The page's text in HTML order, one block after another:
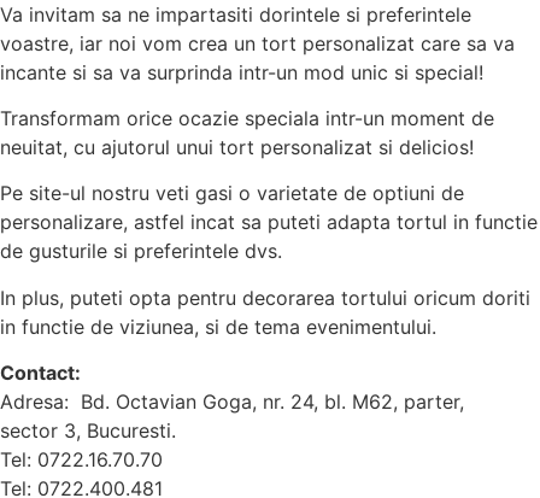
Va invitam sa ne impartasiti dorintele si preferintele
voastre, iar noi vom crea un tort personalizat care sa va
incante si sa va surprinda intr-un mod unic si special!
Transformam orice ocazie speciala intr-un moment de
neuitat, cu ajutorul unui tort personalizat si delicios!
Pe site-ul nostru veti gasi o varietate de optiuni de
personalizare, astfel incat sa puteti adapta tortul in functie
de gusturile si preferintele dvs.
In plus, puteti opta pentru decorarea tortului oricum doriti
in functie de viziunea, si de tema evenimentului.
Contact:
Adresa: Bd. Octavian Goga, nr. 24, bl. M62, parter,
sector 3, Bucuresti.
Tel: 0722.16.70.70
Tel: 0722.400.481